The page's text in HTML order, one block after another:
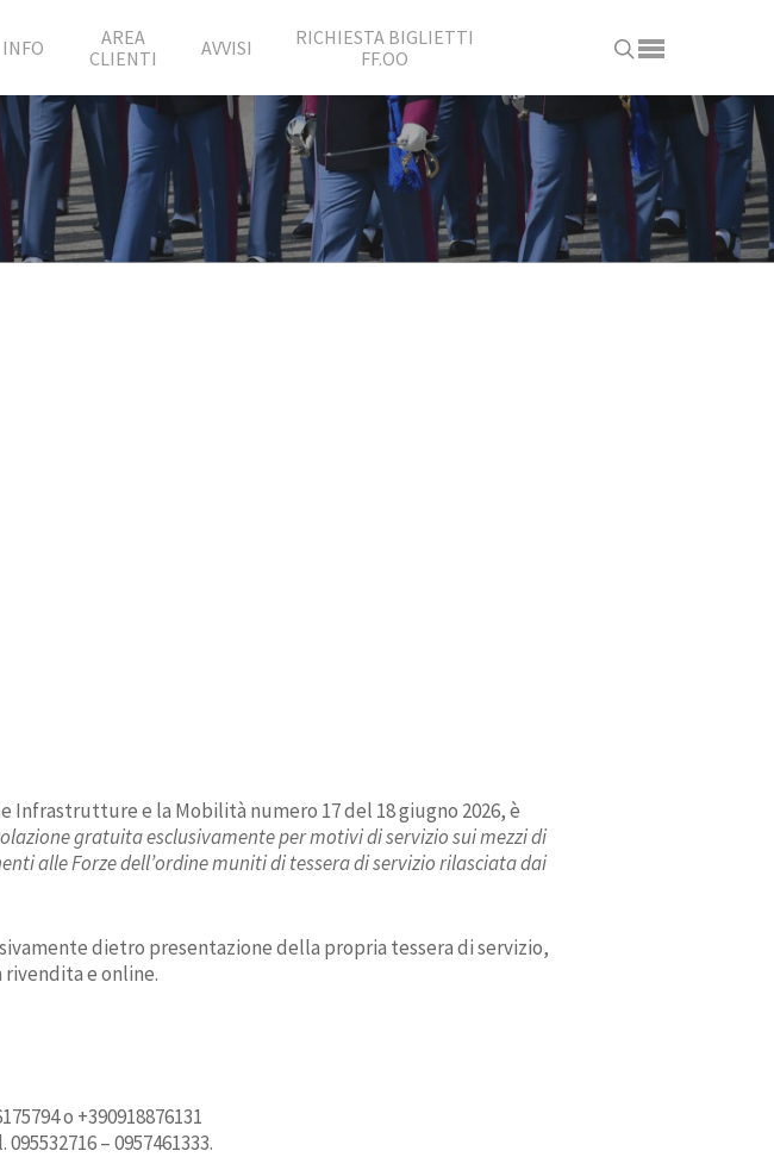
INFO
AREA
CLIENTI
AVVISI
RICHIESTA BIGLIETTI
FF.OO
e la Mobilità numero 17 del 18 giugno 2026, è
gratuita esclusivamente per motivi di servizio sui mezzi di
alle Forze dell’ordine muniti di tessera di servizio rilasciata dai
dietro presentazione della propria tessera di servizio,
e online.
o +390918876131
– 0957461333.